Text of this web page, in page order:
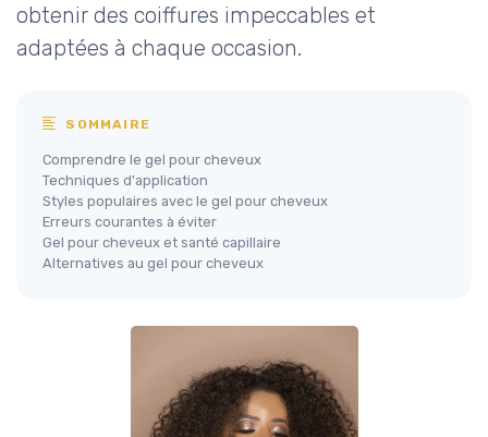
obtenir des coiffures impeccables et
adaptées à chaque occasion.
SOMMAIRE
Comprendre le gel pour cheveux
Techniques d'application
Styles populaires avec le gel pour cheveux
Erreurs courantes à éviter
Gel pour cheveux et santé capillaire
Alternatives au gel pour cheveux